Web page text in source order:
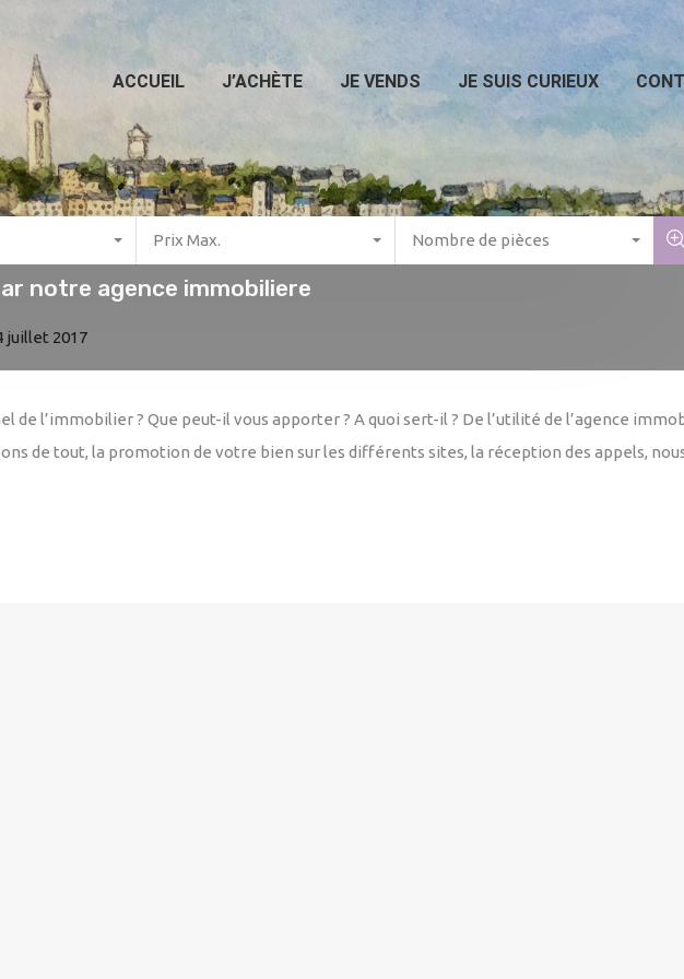
J’achète Je
ACCUEIL J’ACHÈTE JE VENDS JE SUIS CURIEUX
Prix Max. Nombre de pièces
notre agence immobiliere
juillet 2017
de l’immobilier ? Que peut-il vous apporter ? A quoi sert-il ? De l’utilité de l’agence
de tout, la promotion de votre bien sur les différents sites, la réception des appels,